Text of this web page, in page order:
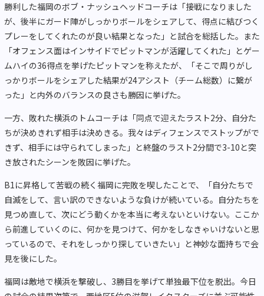
勝利した福岡のボブ・ナッシュヘッドコーチは「接戦になりました
が、後半にガード陣がしっかりボールをシェアして、得点に結びつく
プレーをしてくれたのが良い結果となった」と試合を総括した。また
「オフェンス面はインサイドでピットマンが活躍してくれた」とゲー
ムハイの36得点を挙げたピットマンを称えたが、「そこで周りがし
っかりボールをシェアした結果が24アシスト（チーム総数）に繋が
った」と内外のバランスの良さも勝因に挙げた。
一方、敗れた横浜のトムコーチは「同点で迎えたラスト2分、自分た
ちが決めきれず相手は決めきる。我々はディフェンスでストップがで
きず、相手には守られてしまった」と終盤のラスト2分間で3-10と突
き放されたシーンを敗因に挙げた。
B1に昇格して苦戦の続く福岡に完敗を喫したことで、「自分たちで
自滅をして、言い訳のできないような負けが続いている。自分たちを
見つめ直して、次にどう動くかを本当に考えないといけない。ここか
ら前進していくのに、何かを見つけて、何かをしなきゃいけないと思
っているので、それをしっかり探していきたい」と神妙な面持ちで会
見を後にした。
福岡は敵地で横浜を撃破し、3勝目を挙げて単独最下位を脱出。今日